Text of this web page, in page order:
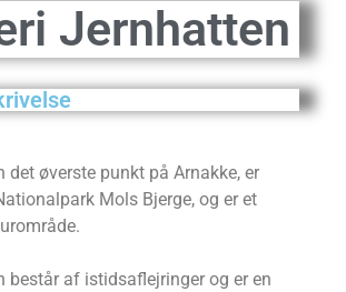
Jernhatten
det øverste punkt på Arnakke, er
Mols Bjerge, og er et
består af istidsaflejringer og er en